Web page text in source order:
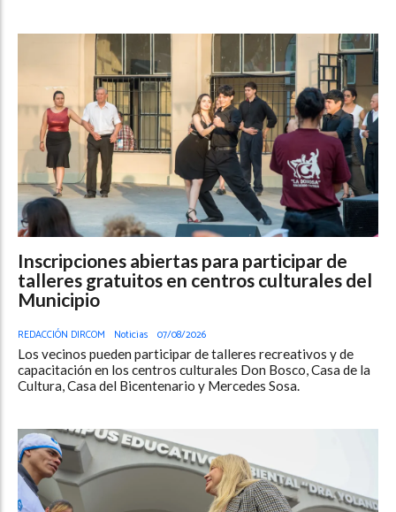
Inscripciones abiertas para participar de
talleres gratuitos en centros culturales del
Municipio
REDACCIÓN DIRCOM Noticias 07/08/2026
Los vecinos pueden participar de talleres recreativos y de
capacitación en los centros culturales Don Bosco, Casa de la
Cultura, Casa del Bicentenario y Mercedes Sosa.